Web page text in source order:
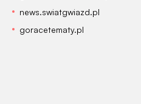
news.swiatgwiazd.pl
goracetematy.pl